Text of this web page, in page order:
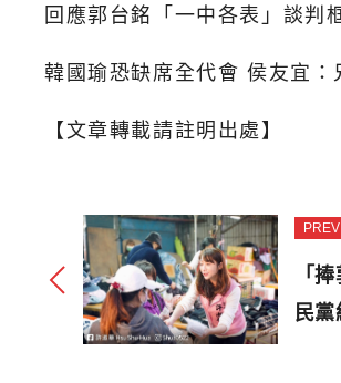
回應郭台銘「一中各表」談判
韓國瑜恐缺席全代會 侯友宜：
【文章轉載請註明出處】
「
民黨